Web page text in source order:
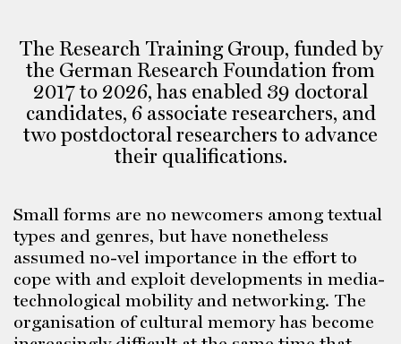
The Research Training Group, funded by
the German Research Foundation from
2017 to 2026, has enabled 39 doctoral
candidates, 6 associate researchers, and
two postdoctoral researchers to advance
their qualifications.
Small forms are no newcomers among textual
types and genres, but have nonetheless
assumed no-vel importance in the effort to
cope with and exploit developments in media-
technological mobility and networking. The
organisation of cultural memory has become